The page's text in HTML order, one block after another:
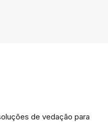
de vedação para